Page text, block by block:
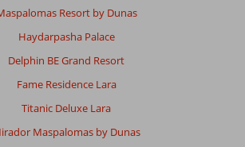
Resort by Dunas
Haydarpasha Palace
Delphin BE Grand Resort
Fame Residence Lara
Titanic Deluxe Lara
Maspalomas by Dunas